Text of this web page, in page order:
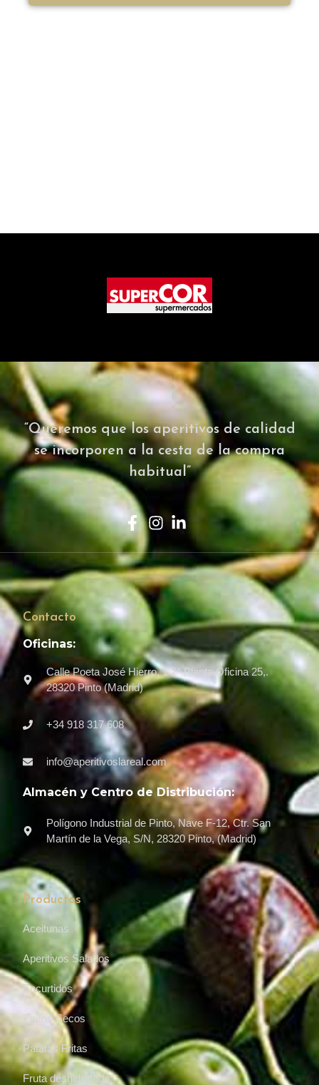
“Queremos que los aperitivos de calidad
se incorporen a la cesta de la compra
habitual”
Contacto
Oficinas:
Calle Poeta José Hierro, 1 2ª Planta Oficina 25,.
28320 Pinto (Madrid)
+34 918 317 608
info@aperitivoslareal.com
Almacén y Centro de Distribución:
Polígono Industrial de Pinto, Nave F-12, Ctr. San
Martín de la Vega, S/N, 28320 Pinto, (Madrid)
Productos
Aceitunas
Aperitivos Salados
Encurtidos
Frutos Secos
Patatas Fritas
Fruta deshidratada